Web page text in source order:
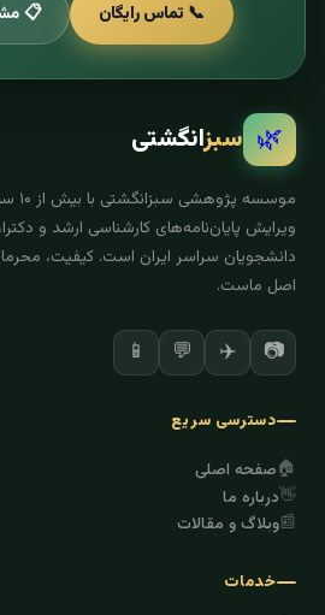
📞 تماس رایگان
📋
🌿 سبزانگشتی
ویرایش پایان‌نامه‌های کارشناسی ارشد و
دانشجویان سراسر ایران است. کیفیت،
اصل ماست.
📷
✈️
💬
📱
دسترسی سریع
🏠صفحه اصلی
👋درباره ما
📰وبلاگ و مقالات
خدمات